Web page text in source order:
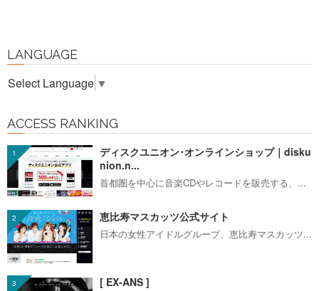
LANGUAGE
Select Language ▼
ACCESS RANKING
ディスクユニオン･オンラインショップ｜disku
nion.n...
首都圏を中心に音楽CDやレコードを販売する、...
恵比寿マスカッツ公式サイト
日本の女性アイドルグループ、恵比寿マスカッツ...
[ EX-ANS ]